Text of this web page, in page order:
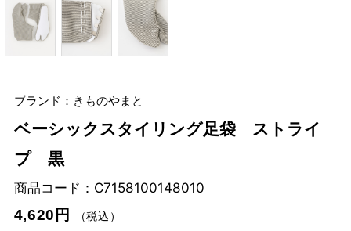
ブランド：きものやまと
ベーシックスタイリング足袋 ストライ
プ 黒
商品コード： C7158100148010
4,620円
（税込）